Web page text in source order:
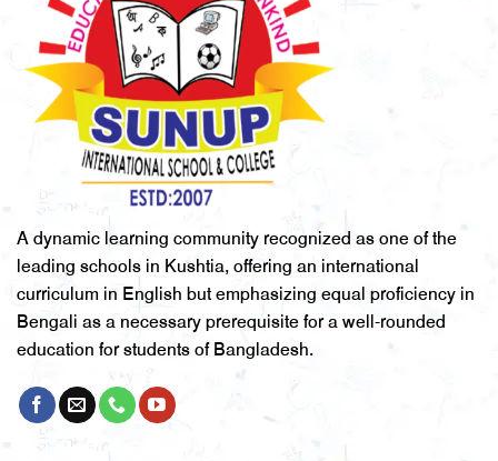
A dynamic learning community recognized as one of the
leading schools in Kushtia, offering an international
curriculum in English but emphasizing equal proficiency in
Bengali as a necessary prerequisite for a well-rounded
education for students of Bangladesh.